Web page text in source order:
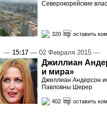
Северокорейские
320 оставить
— 15:17 — 02 Февраля 2015 —
Джиллиан
и мира»
Джиллиан Андерсон
Павловны Шерер
402 оставить